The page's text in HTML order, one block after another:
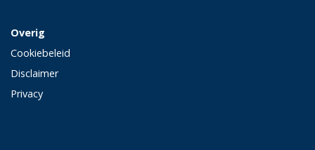
Overig
Cookiebeleid
Disclaimer
Privacy